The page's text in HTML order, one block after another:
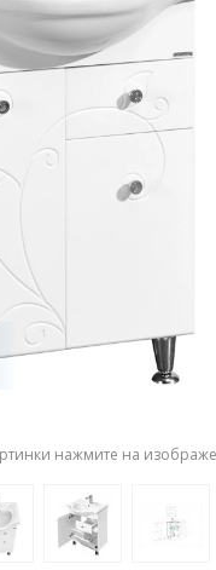
Моноблоки
с бачком
и кнопки
ванных комнат
Зеркало шкаф
нажмите на